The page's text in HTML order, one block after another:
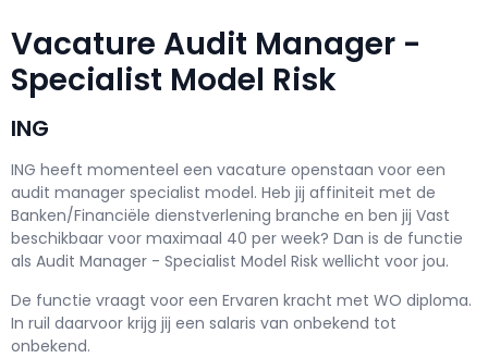
Vacature Audit Manager -
Specialist Model Risk
ING
ING heeft momenteel een vacature openstaan voor een
audit manager specialist model. Heb jij affiniteit met de
Banken/Financiële dienstverlening branche en ben jij Vast
beschikbaar voor maximaal 40 per week? Dan is de functie
als Audit Manager - Specialist Model Risk wellicht voor jou.
De functie vraagt voor een Ervaren kracht met WO diploma.
In ruil daarvoor krijg jij een salaris van onbekend tot
onbekend.